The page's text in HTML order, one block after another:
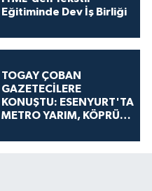
Eğitiminde Dev İş Birliği
TOGAY ÇOBAN
GAZETECİLERE
KONUŞTU: ESENYURT'TA
METRO YARIM, KÖPRÜ
KOKUYOR!